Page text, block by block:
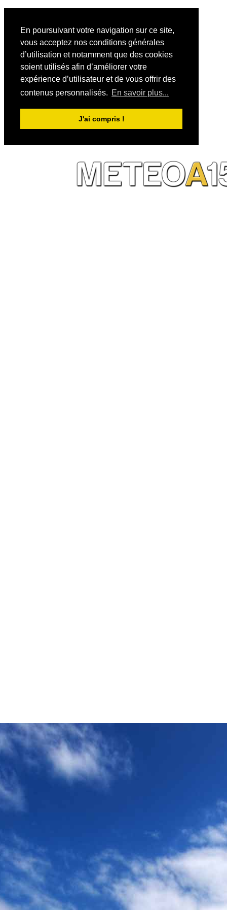
En poursuivant votre navigation sur ce site,
vous acceptez nos conditions générales
d’utilisation et notamment que des cookies
soient utilisés afin d’améliorer votre
expérience d’utilisateur et de vous offrir des
contenus personnalisés. En savoir plus...
J'ai compris !